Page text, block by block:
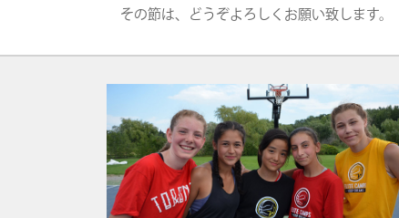
その節は、どうぞよろしくお願い致します。